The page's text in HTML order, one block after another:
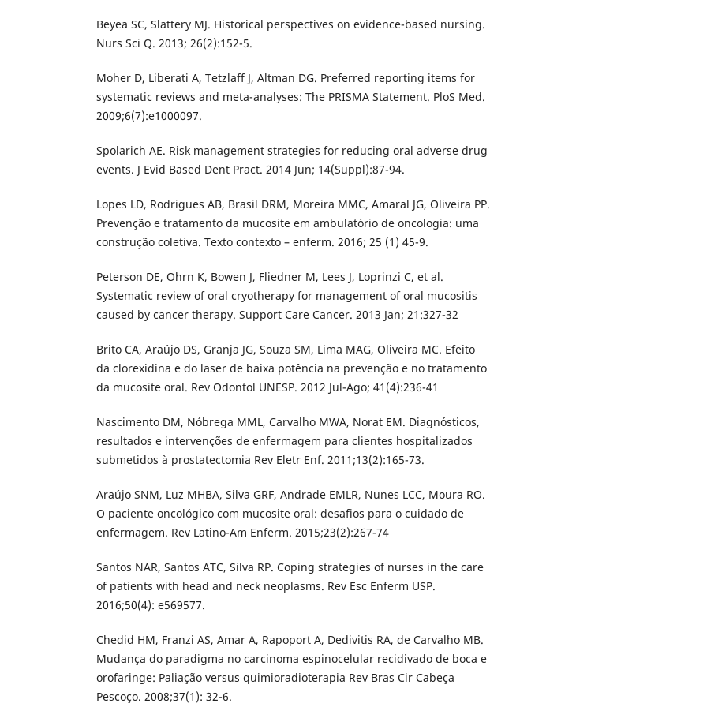
Beyea SC, Slattery MJ. Historical perspectives on evidence-based nursing.
Nurs Sci Q. 2013; 26(2):152-5.
Moher D, Liberati A, Tetzlaff J, Altman DG. Preferred reporting items for
systematic reviews and meta-analyses: The PRISMA Statement. PloS Med.
2009;6(7):e1000097.
Spolarich AE. Risk management strategies for reducing oral adverse drug
events. J Evid Based Dent Pract. 2014 Jun; 14(Suppl):87-94.
Lopes LD, Rodrigues AB, Brasil DRM, Moreira MMC, Amaral JG, Oliveira PP.
Prevenção e tratamento da mucosite em ambulatório de oncologia: uma
construção coletiva. Texto contexto – enferm. 2016; 25 (1) 45-9.
Peterson DE, Ohrn K, Bowen J, Fliedner M, Lees J, Loprinzi C, et al.
Systematic review of oral cryotherapy for management of oral mucositis
caused by cancer therapy. Support Care Cancer. 2013 Jan; 21:327-32
Brito CA, Araújo DS, Granja JG, Souza SM, Lima MAG, Oliveira MC. Efeito
da clorexidina e do laser de baixa potência na prevenção e no tratamento
da mucosite oral. Rev Odontol UNESP. 2012 Jul-Ago; 41(4):236-41
Nascimento DM, Nóbrega MML, Carvalho MWA, Norat EM. Diagnósticos,
resultados e intervenções de enfermagem para clientes hospitalizados
submetidos à prostatectomia Rev Eletr Enf. 2011;13(2):165-73.
Araújo SNM, Luz MHBA, Silva GRF, Andrade EMLR, Nunes LCC, Moura RO.
O paciente oncológico com mucosite oral: desafios para o cuidado de
enfermagem. Rev Latino-Am Enferm. 2015;23(2):267-74
Santos NAR, Santos ATC, Silva RP. Coping strategies of nurses in the care
of patients with head and neck neoplasms. Rev Esc Enferm USP.
2016;50(4): e569577.
Chedid HM, Franzi AS, Amar A, Rapoport A, Dedivitis RA, de Carvalho MB.
Mudança do paradigma no carcinoma espinocelular recidivado de boca e
orofaringe: Paliação versus quimioradioterapia Rev Bras Cir Cabeça
Pescoço. 2008;37(1): 32-6.